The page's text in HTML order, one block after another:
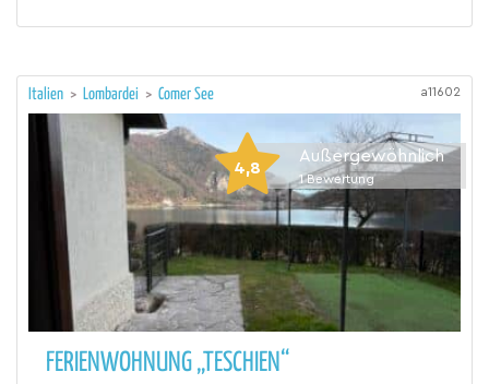
Italien > Lombardei > Comer See a11602
4,8
Außergewöhnlich
1 Bewertung
FERIENWOHNUNG „TESCHIEN“